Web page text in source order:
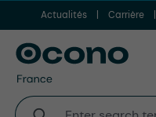
Aller au contenu principal
Actualités Carrière